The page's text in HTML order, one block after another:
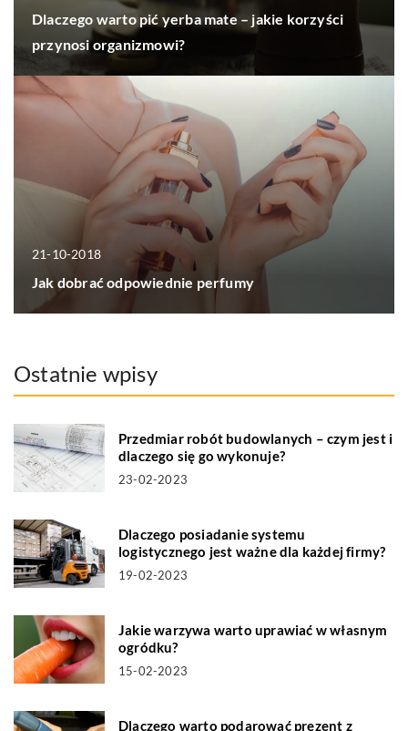
Dlaczego warto pić yerba mate – jakie korzyści
przynosi organizmowi?
21-10-2018
Jak dobrać odpowiednie perfumy
Ostatnie wpisy
Przedmiar robót budowlanych – czym jest i
dlaczego się go wykonuje?
23-02-2023
Dlaczego posiadanie systemu
logistycznego jest ważne dla każdej firmy?
19-02-2023
Jakie warzywa warto uprawiać w własnym
ogródku?
15-02-2023
Dlaczego warto podarować prezent z